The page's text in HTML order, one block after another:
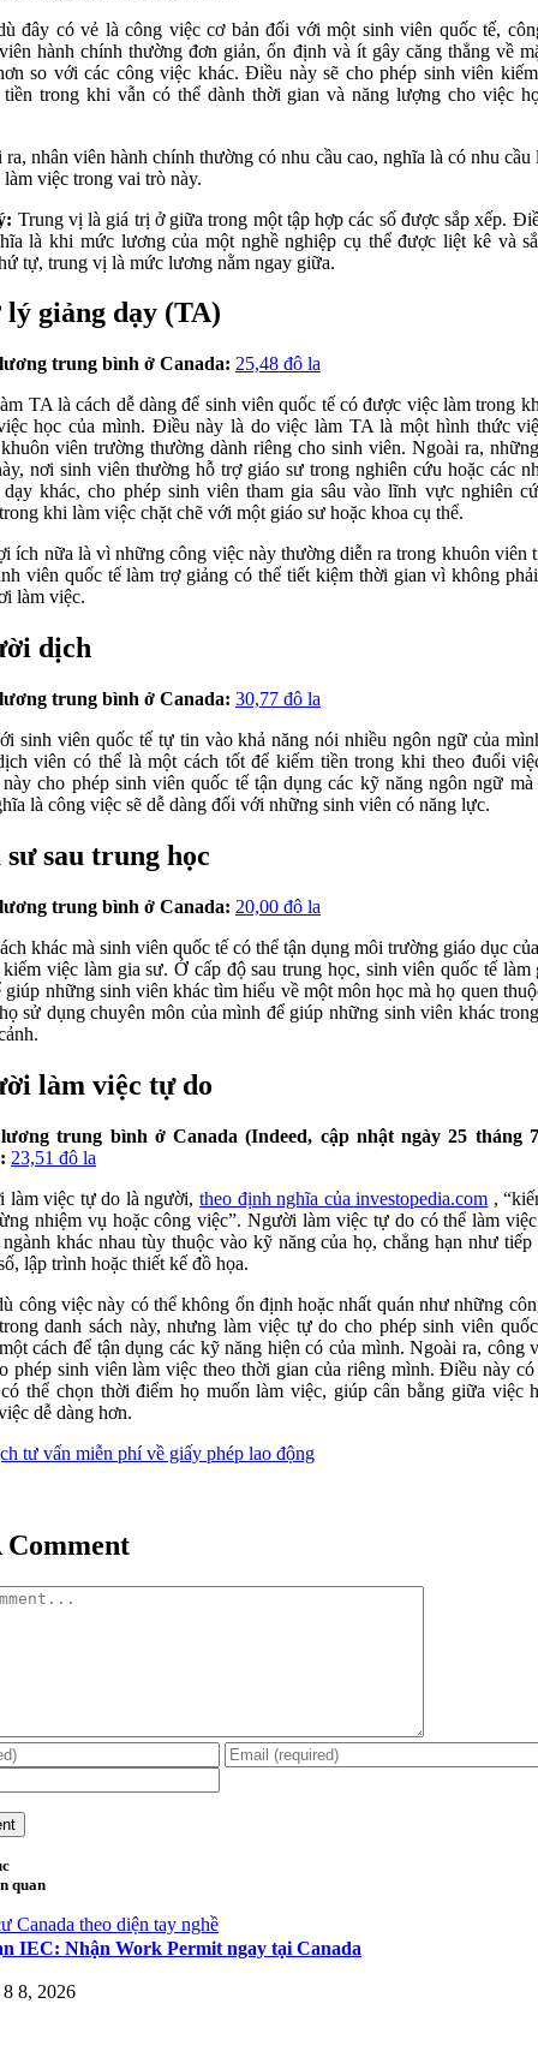
đây có vẻ là công việc cơ bản đối với một sinh viên quốc tế,
hành chính thường đơn giản, ổn định và ít gây căng thẳng về
so với các công việc khác. Điều này sẽ cho phép sinh viên
tiền trong khi vẫn có thể dành thời gian và năng lượng cho việc
ra, nhân viên hành chính thường có nhu cầu cao, nghĩa là có nhu cầu
việc trong vai trò này.
Trung vị là giá trị ở giữa trong một tập hợp các số được sắp xếp.
là khi mức lương của một nghề nghiệp cụ thể được liệt kê và
tự, trung vị là mức lương nằm ngay giữa.
giảng dạy (TA)
trung bình ở Canada: 25,48 đô la
TA là cách dễ dàng để sinh viên quốc tế có được việc làm trong
học của mình. Điều này là do việc làm TA là một hình thức
viên trường thường dành riêng cho sinh viên. Ngoài ra,
nơi sinh viên thường hỗ trợ giáo sư trong nghiên cứu hoặc các
dạy khác, cho phép sinh viên tham gia sâu vào lĩnh vực nghiên
khi làm việc chặt chẽ với một giáo sư hoặc khoa cụ thể.
ích nữa là vì những công việc này thường diễn ra trong khuôn viên
viên quốc tế làm trợ giảng có thể tiết kiệm thời gian vì không
làm việc.
dịch
trung bình ở Canada: 30,77 đô la
sinh viên quốc tế tự tin vào khả năng nói nhiều ngôn ngữ của
viên có thể là một cách tốt để kiếm tiền trong khi theo đuổi
cho phép sinh viên quốc tế tận dụng các kỹ năng ngôn ngữ mà
là công việc sẽ dễ dàng đối với những sinh viên có năng lực.
sau trung học
trung bình ở Canada: 20,00 đô la
khác mà sinh viên quốc tế có thể tận dụng môi trường giáo dục
việc làm gia sư. Ở cấp độ sau trung học, sinh viên quốc tế làm
giúp những sinh viên khác tìm hiểu về một môn học mà họ quen
sử dụng chuyên môn của mình để giúp những sinh viên khác
làm việc tự do
trung bình ở Canada (Indeed, cập nhật ngày 25 tháng
23,51 đô la
làm việc tự do là người, theo định nghĩa của investopedia.com ,
nhiệm vụ hoặc công việc”. Người làm việc tự do có thể làm
khác nhau tùy thuộc vào kỹ năng của họ, chẳng hạn như
lập trình hoặc thiết kế đồ họa.
công việc này có thể không ổn định hoặc nhất quán như những
danh sách này, nhưng làm việc tự do cho phép sinh viên
cách để tận dụng các kỹ năng hiện có của mình. Ngoài ra, công
phép sinh viên làm việc theo thời gian của riêng mình. Điều này có
thể chọn thời điểm họ muốn làm việc, giúp cân bằng giữa việc
dễ dàng hơn.
tư vấn miễn phí về giấy phép lao động
Comment
quan
Canada theo diện tay nghề
IEC: Nhận Work Permit ngay tại Canada
8, 2026